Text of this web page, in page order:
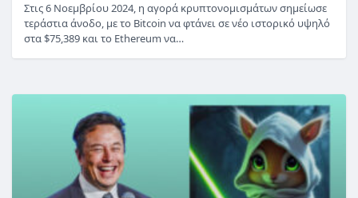
Στις 6 Νοεμβρίου 2024, η αγορά κρυπτονομισμάτων σημείωσε
τεράστια άνοδο, με το Bitcoin να φτάνει σε νέο ιστορικό υψηλό
στα $75,389 και το Ethereum να…